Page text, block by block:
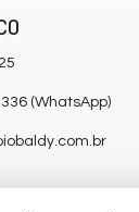
(WhatsApp)